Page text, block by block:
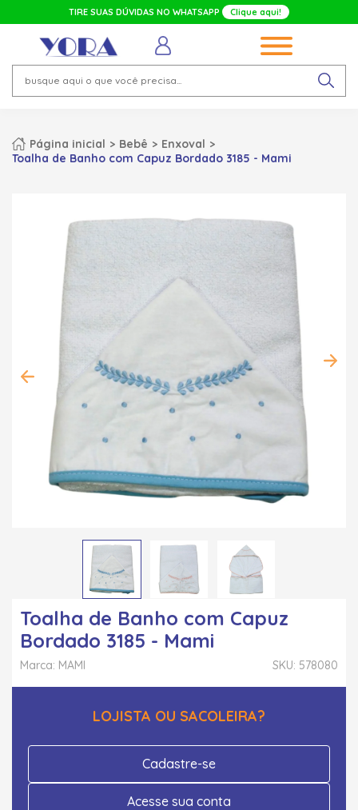
TIRE SUAS DÚVIDAS NO WHATSAPP Clique aqui!
Página inicial Bebê
Enxoval
Toalha de Banho com Capuz Bordado 3185 - Mami
Toalha de Banho com Capuz
Bordado 3185 - Mami
SKU: 578080
Marca: MAMI
LOJISTA OU SACOLEIRA?
Cadastre-se
Acesse sua conta